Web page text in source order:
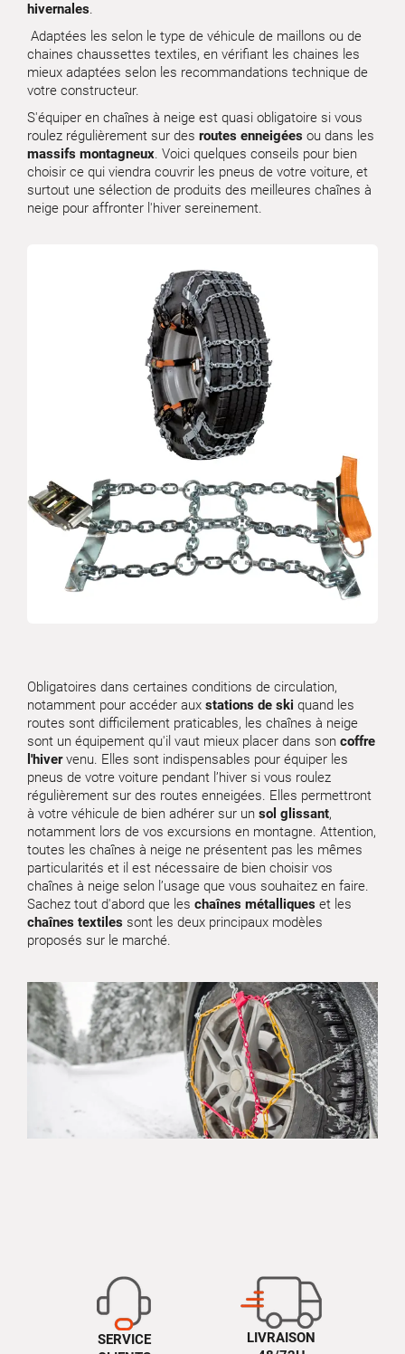
hivernales.
Adaptées les selon le type de véhicule de maillons ou de
chaines chaussettes textiles, en vérifiant les chaines les
mieux adaptées selon les recommandations technique de
votre constructeur.
S'équiper en chaînes à neige est quasi obligatoire si vous
roulez régulièrement sur des routes enneigées ou dans les
massifs montagneux. Voici quelques conseils pour bien
choisir ce qui viendra couvrir les pneus de votre voiture, et
surtout une sélection de produits des meilleures chaînes à
neige pour affronter l'hiver sereinement.
Obligatoires dans certaines conditions de circulation,
notamment pour accéder aux stations de ski quand les
routes sont difficilement praticables, les chaînes à neige
sont un équipement qu'il vaut mieux placer dans son coffre
l'hivervenu. Elles sont indispensables pour équiper les
pneus de votre voiture pendant l’hiver si vous roulez
régulièrement sur des routes enneigées. Elles permettront
à votre véhicule de bien adhérer sur un sol glissant,
notamment lors de vos excursions en montagne. Attention,
toutes les chaînes à neige ne présentent pas les mêmes
particularités et il est nécessaire de bien choisir vos
chaînes à neige selon l’usage que vous souhaitez en faire.
Sachez tout d'abord que les chaînes métalliques et les
chaînes textiles sont les deux principaux modèles
proposés sur le marché.
SERVICE
LIVRAISON